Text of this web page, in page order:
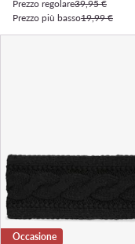
Prezzo regolare39,95 €
Prezzo più basso19,99 €
Occasione